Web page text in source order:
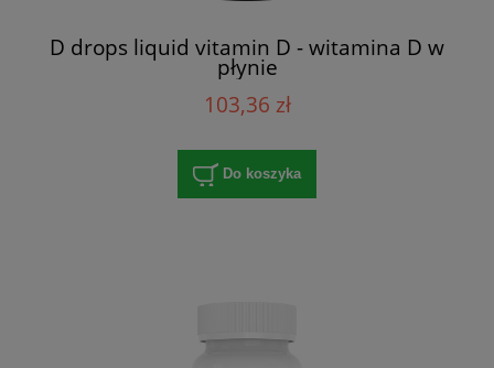
D drops liquid vitamin D - witamina D w
płynie
103,36 zł
Do koszyka